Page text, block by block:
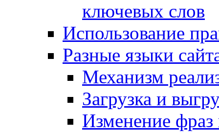
ключевых слов
Использование
Разные языки
Механизм
Загрузка и
Изменение